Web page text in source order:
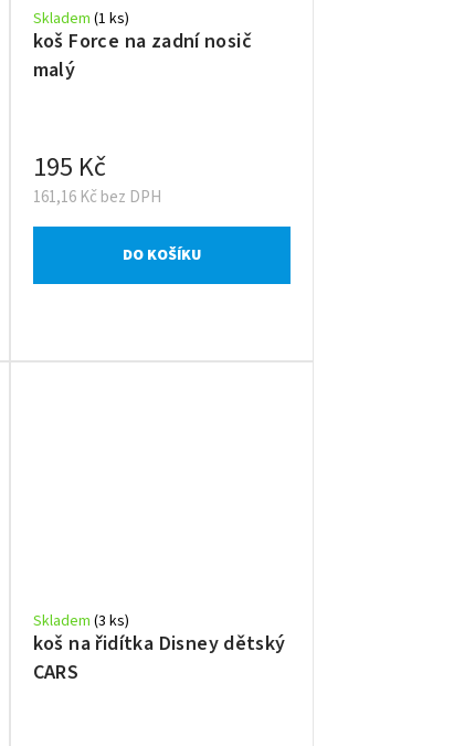
koš Force na zadní nosič
malý
Skladem (1 ks)
161,16 Kč bez DPH
195 Kč
DO KOŠÍKU
koš na řidítka Disney dětský
CARS
Skladem (3 ks)